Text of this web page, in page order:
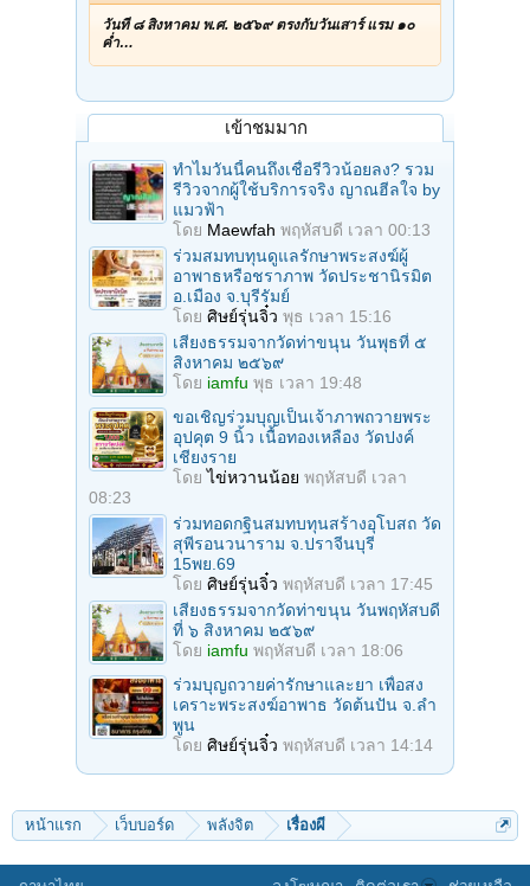
วันที่ ๘ สิงหาคม พ.ศ. ๒๕๖๙ ตรงกับวันเสาร์ แรม ๑๐
ค่ำ…
เข้าชมมาก
ทำไมวันนี้คนถึงเชื่อรีวิวน้อยลง? รวม
รีวิวจากผู้ใช้บริการจริง ญาณฮีลใจ by
แมวฟ้า
โดย Maewfah พฤหัสบดี เวลา 00:13
ร่วมสมทบทุนดูแลรักษาพระสงฆ์ผู้
อาพาธหรือชราภาพ วัดประชานิรมิต
อ.เมือง จ.บุรีรัมย์
โดย ศิษย์รุ่นจิ๋ว พุธ เวลา 15:16
เสียงธรรมจากวัดท่าขนุน วันพุธที่ ๕
สิงหาคม ๒๕๖๙
โดย iamfu พุธ เวลา 19:48
ขอเชิญร่วมบุญเป็นเจ้าภาพถวายพระ
อุปคุต 9 นิ้ว เนื้อทองเหลือง วัดปงค์
เชียงราย
โดยไข่หวานน้อย พฤหัสบดี เวลา
08:23
ร่วมทอดกฐินสมทบทุนสร้างอุโบสถ วัด
สุพีรอนวนาราม จ.ปราจีนบุรี
15พย.69
โดย ศิษย์รุ่นจิ๋ว พฤหัสบดี เวลา 17:45
เสียงธรรมจากวัดท่าขนุน วันพฤหัสบดี
ที่ ๖ สิงหาคม ๒๕๖๙
โดย iamfu พฤหัสบดี เวลา 18:06
ร่วมบุญถวายค่ารักษาและยา เพื่อสง
เคราะพระสงฆ์อาพาธ วัดต้นปัน จ.ลํา
พูน
โดย ศิษย์รุ่นจิ๋ว พฤหัสบดี เวลา 14:14
หน้าแรก เว็บบอร์ด พลังจิต เรื่องผี